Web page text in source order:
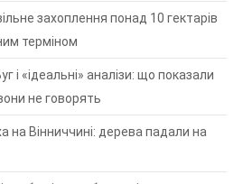
захоплення понад 10 гектарів
терміном
і «ідеальні» аналізи: що показали
не говорять
на Вінниччині: дерева падали на